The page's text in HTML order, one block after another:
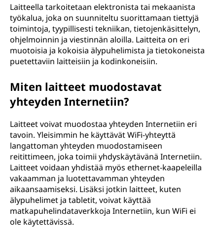
Laitteella tarkoitetaan elektronista tai mekaanista
työkalua, joka on suunniteltu suorittamaan tiettyjä
toimintoja, tyypillisesti tekniikan, tietojenkäsittelyn,
ohjelmoinnin ja viestinnän aloilla. Laitteita on eri
muotoisia ja kokoisia älypuhelimista ja tietokoneista
puetettaviin laitteisiin ja kodinkoneisiin.
Miten laitteet muodostavat
yhteyden Internetiin?
Laitteet voivat muodostaa yhteyden Internetiin eri
tavoin. Yleisimmin he käyttävät WiFi-yhteyttä
langattoman yhteyden muodostamiseen
reitittimeen, joka toimii yhdyskäytävänä Internetiin.
Laitteet voidaan yhdistää myös ethernet-kaapeleilla
vakaamman ja luotettavamman yhteyden
aikaansaamiseksi. Lisäksi jotkin laitteet, kuten
älypuhelimet ja tabletit, voivat käyttää
matkapuhelindataverkkoja Internetiin, kun WiFi ei
ole käytettävissä.